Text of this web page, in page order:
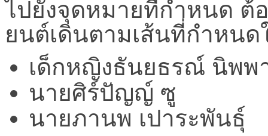
ไปยังจุดหมายที่กำหนด ต้
ยนต์เดินตามเส้นที่กำหนด
เด็กหญิงธันยธรณ์ นิพพ
นายศิร์ปัญญ์ ซู
นายภานพ เปาระพันธุ์